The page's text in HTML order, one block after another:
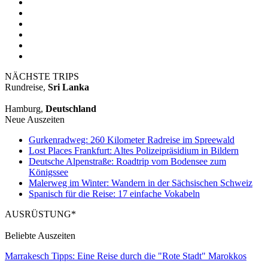
NÄCHSTE TRIPS
Rundreise, Sri Lanka
Hamburg, Deutschland
Neue Auszeiten
Gurkenradweg: 260 Kilometer Radreise im Spreewald
Lost Places Frankfurt: Altes Polizeipräsidium in Bildern
Deutsche Alpenstraße: Roadtrip vom Bodensee zum
Königssee
Malerweg im Winter: Wandern in der Sächsischen Schweiz
Spanisch für die Reise: 17 einfache Vokabeln
AUSRÜSTUNG*
Beliebte Auszeiten
Marrakesch Tipps: Eine Reise durch die "Rote Stadt" Marokkos